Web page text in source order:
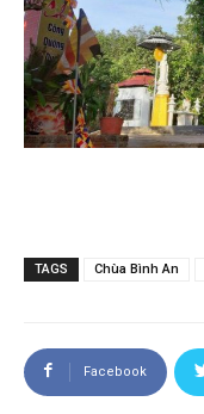
TAGS Chùa Bình An
Facebook